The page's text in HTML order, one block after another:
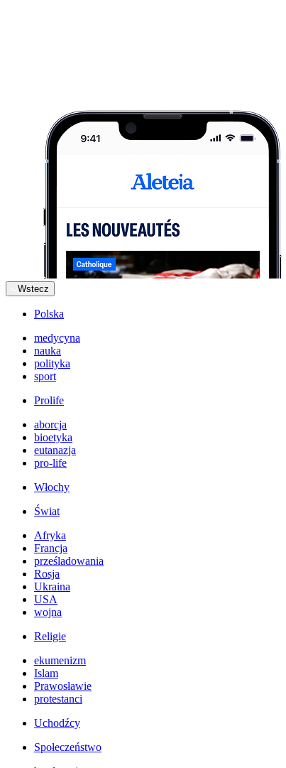
Wstecz
Polska
medycyna
nauka
polityka
sport
Prolife
aborcja
bioetyka
eutanazja
pro-life
Włochy
Świat
Afryka
Francja
prześladowania
Rosja
Ukraina
USA
wojna
Religie
ekumenizm
Islam
Prawosławie
protestanci
Uchodźcy
Społeczeństwo